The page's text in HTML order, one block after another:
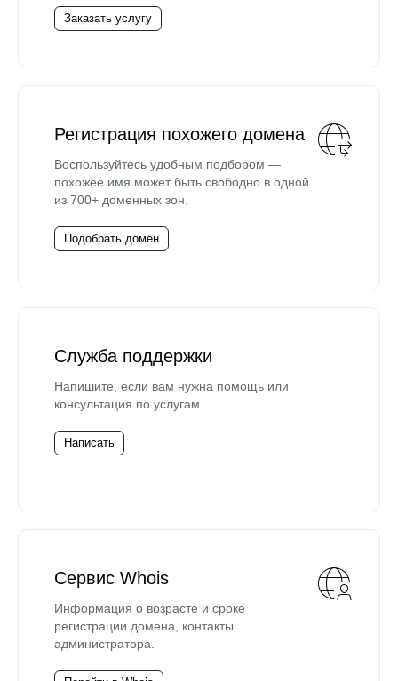
Заказать услугу
Регистрация похожего домена
Воспользуйтесь удобным подбором —
похожее имя может быть свободно в одной
из 700+ доменных зон.
Подобрать домен
Служба поддержки
Напишите, если вам нужна помощь или
консультация по услугам.
Написать
Сервис Whois
Информация о возрасте и сроке
регистрации домена, контакты
администратора.